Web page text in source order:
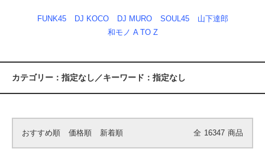
FUNK45 DJ KOCO DJ MURO SOUL45
山下達郎
和モノ A TO Z
カテゴリー：指定なし／キーワード：指定なし
おすすめ順 価格順 新着順 全 16347 商品